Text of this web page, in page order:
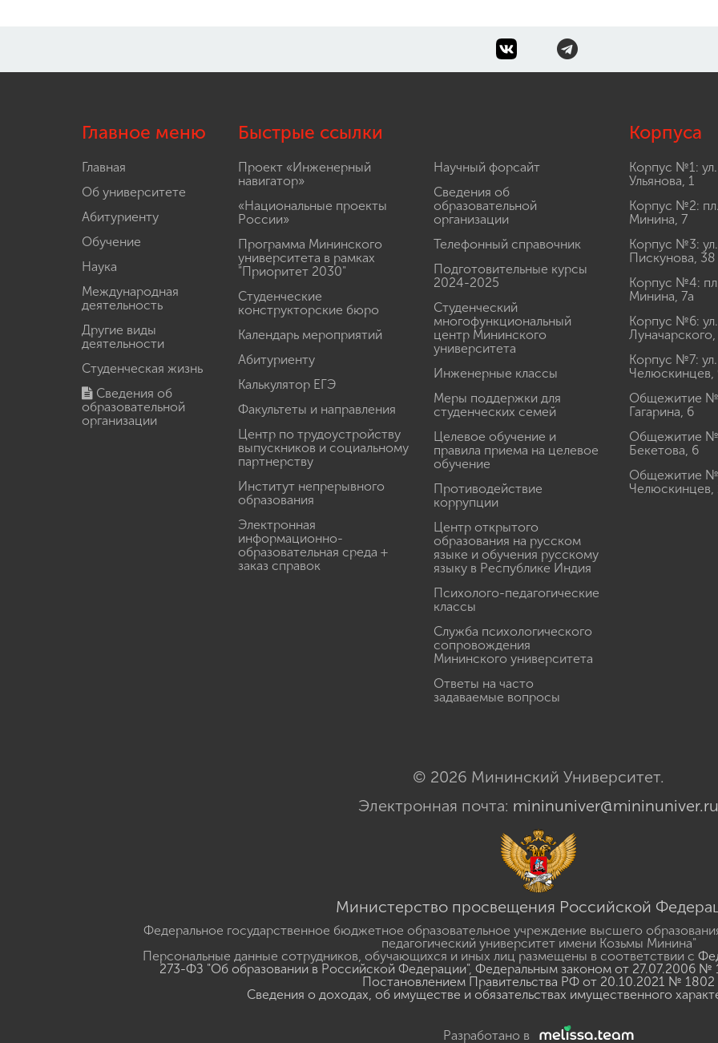
Главное меню
Главная
Об университете
Абитуриенту
Обучение
Наука
Международная
деятельность
Другие виды
деятельности
Студенческая жизнь
Сведения об
образовательной
организации
Быстрые ссылки
Проект «Инженерный
навигатор»
«Национальные проекты
России»
Программа Мининского
университета в рамках
"Приоритет 2030"
Студенческие
конструкторские бюро
Календарь мероприятий
Абитуриенту
Калькулятор ЕГЭ
Факультеты и направления
Центр по трудоустройству
выпускников и социальному
партнерству
Институт непрерывного
образования
Электронная
информационно-
образовательная среда +
заказ справок
Научный форсайт
Сведения об
образовательной
организации
Телефонный справочник
Подготовительные курсы
2024-2025
Студенческий
многофункциональный
центр Мининского
университета
Инженерные классы
Меры поддержки для
студенческих семей
Целевое обучение и
правила приема на целевое
обучение
Противодействие
коррупции
Центр открытого
образования на русском
языке и обучения русскому
языку в Республике Индия
Психолого-педагогические
классы
Служба психологического
сопровождения
Мининского университета
Ответы на часто
задаваемые вопросы
Корпуса
Корпус №1: ул.
Ульянова, 1
Корпус №2: пл.
Минина, 7
Корпус №3: ул.
Пискунова, 38
Корпус №4:
Минина, 7а
Корпус №6: ул.
Луначарского,
Корпус №7: ул.
Челюскинцев,
Общежитие №
Гагарина, 6
Общежитие №
Бекетова, 6
Общежитие №
Челюскинцев,
© 2026 Мининский Университет.
Электронная почта: mininuniver@mininuniver.ru
Министерство просвещения Российской
Федеральное государственное бюджетное образовательное учреждение высшего
педагогический университет имени Козьмы Минина"
Персональные данные сотрудников, обучающихся и иных лиц размещены в соответствии с
273-ФЗ "Об образовании в Российской Федерации", Федеральным законом от 27.07.2006 №
Постановлением Правительства РФ от 20.10.2021 № 1802
Сведения о доходах, об имуществе и обязательствах имущественного
Разработано в